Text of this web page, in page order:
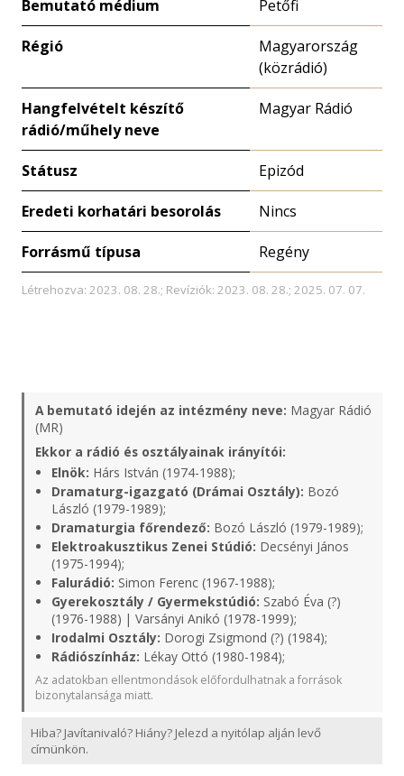
Bemutató médium Petőfi
Régió
Magyarország
(közrádió)
Hangfelvételt készítő
rádió/műhely neve
Magyar Rádió
Státusz Epizód
Eredeti korhatári besorolás Nincs
Forrásmű típusa Regény
Létrehozva: 2023. 08. 28.; Revíziók: 2023. 08. 28.; 2025. 07. 07.
A bemutató idején az intézmény neve: Magyar Rádió
(MR)
Ekkor a rádió és osztályainak irányítói:
Elnök: Hárs István (1974-1988);
Dramaturg-igazgató (Drámai Osztály): Bozó
László (1979-1989);
Dramaturgia főrendező: Bozó László (1979-1989);
Elektroakusztikus Zenei Stúdió: Decsényi János
(1975-1994);
Falurádió: Simon Ferenc (1967-1988);
Gyerekosztály / Gyermekstúdió: Szabó Éva (?)
(1976-1988) | Varsányi Anikó (1978-1999);
Irodalmi Osztály: Dorogi Zsigmond (?) (1984);
Rádiószínház: Lékay Ottó (1980-1984);
Az adatokban ellentmondások előfordulhatnak a források
bizonytalansága miatt.
Hiba? Javítanivaló? Hiány? Jelezd a nyitólap alján levő
címünkön.